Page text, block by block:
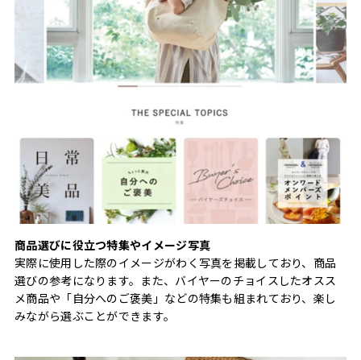
商品選びに役立つ特集やイメージ写真
実際に使用した際のイメージがわく写真を掲載しており、商品
選びの参考になります。また、バイヤーのチョイスしたオスス
メ商品や「自分へのご褒美」などの特集も組まれており、楽し
みながら選ぶことができます。